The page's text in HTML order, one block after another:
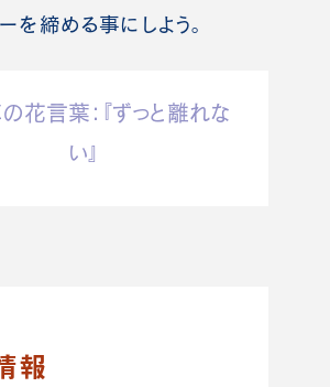
を締める事にしよう。
花言葉：『ずっと離れな
い』
報